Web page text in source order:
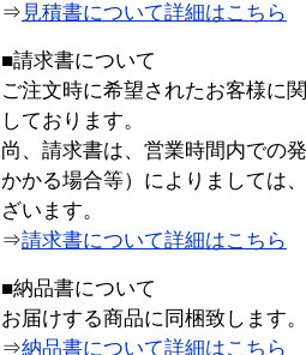
⇒ 見積書について詳細はこちら
■請求書について
ご注文時に希望されたお客様に
しております。
尚、請求書は、営業時間内での
かかる場合等）によりましては
ざいます。
⇒請求書について詳細はこちら
■納品書について
お届けする商品に同梱致します。
⇒納品書について詳細はこちら